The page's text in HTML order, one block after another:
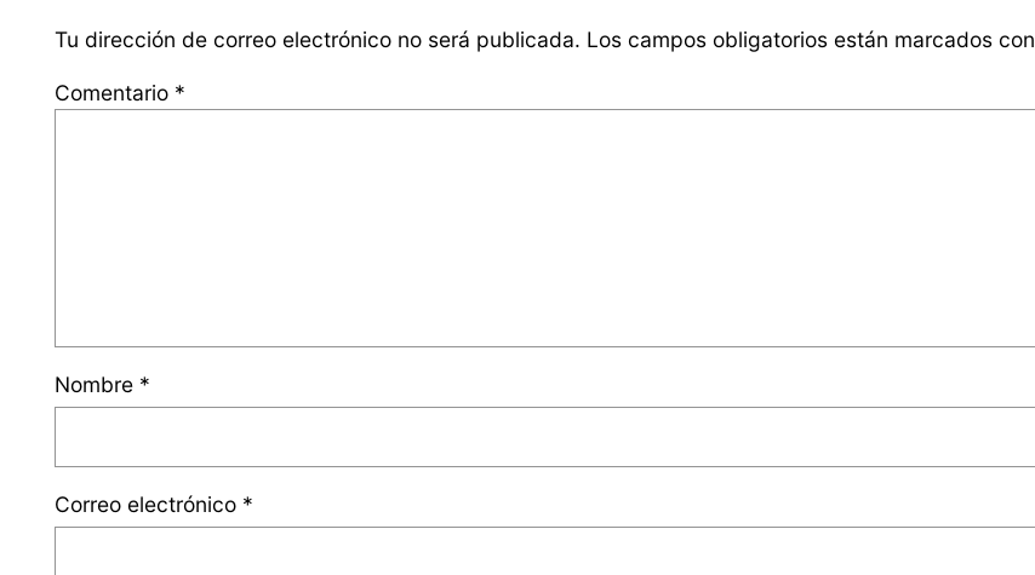
Tu dirección de correo electrónico no será publicada. Los campos obligatorios están marcados con
Comentario *
Nombre *
Correo electrónico *